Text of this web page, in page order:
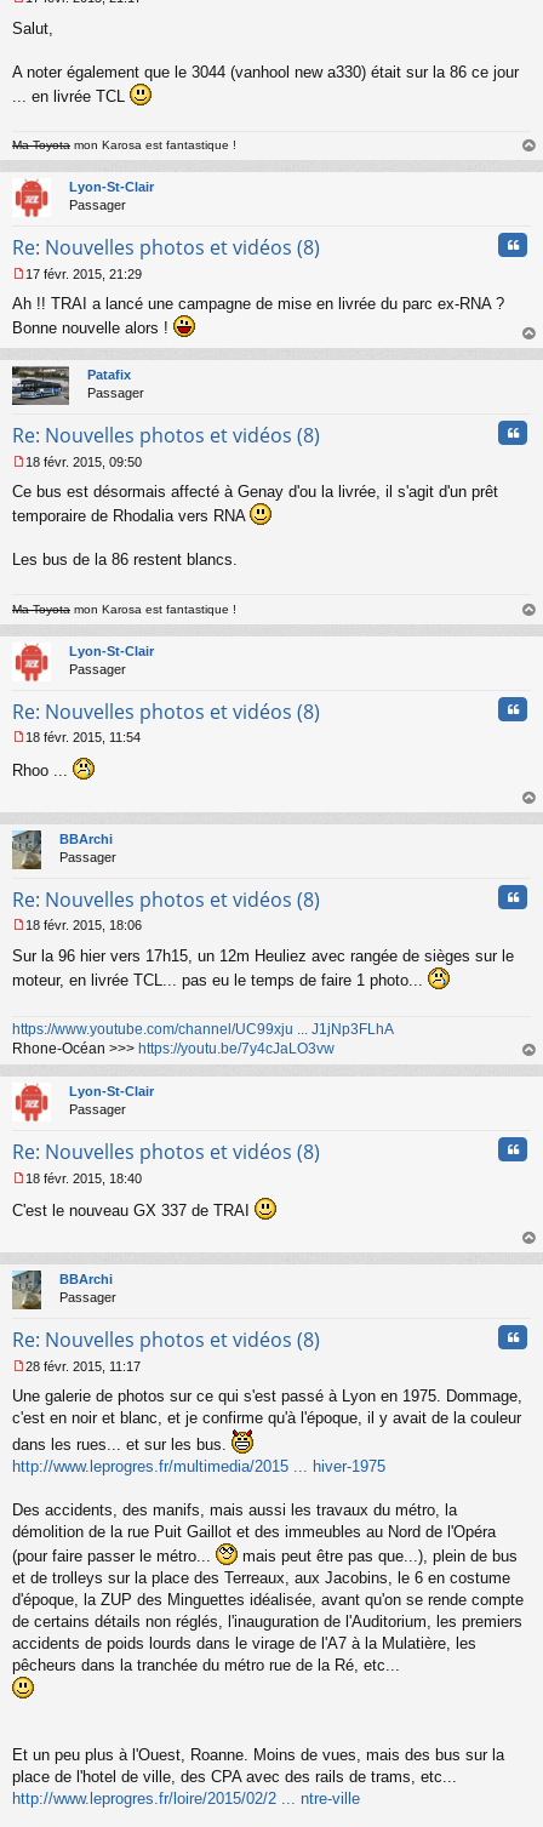
l
u
e
g
n
l
u
Salut,
A noter également que le 3044 (vanhool new a330) était sur la 86 ce jour
... en livrée TCL
Ma Toyota mon Karosa est fantastique !
au
Lyon-St-Clair
Passager
Re: Nouvelles photos et vidéos (8)
e
s
a
g
e
o
l
u
17 févr. 2015, 21:29
Ah !! TRAI a lancé une campagne de mise en livrée du parc ex-RNA ?
Bonne nouvelle alors !
au
Patafix
Passager
Re: Nouvelles photos et vidéos (8)
e
s
g
n
l
u
18 févr. 2015, 09:50
Ce bus est désormais affecté à Genay d'ou la livrée, il s'agit d'un prêt
temporaire de Rhodalia vers RNA
Les bus de la 86 restent blancs.
Ma Toyota mon Karosa est fantastique !
au
Lyon-St-Clair
Passager
Re: Nouvelles photos et vidéos (8)
e
a
g
e
o
l
u
18 févr. 2015, 11:54
Rhoo ...
au
BBArchi
Passager
Re: Nouvelles photos et vidéos (8)
e
s
g
e
n
o
n
l
18 févr. 2015, 18:06
Sur la 96 hier vers 17h15, un 12m Heuliez avec rangée de sièges sur le
moteur, en livrée TCL... pas eu le temps de faire 1 photo...
https://www.youtube.com/channel/UC99xju ... J1jNp3FLhA
Rhone-Océan >>> https://youtu.be/7y4cJaLO3vw
au
Lyon-St-Clair
Passager
Re: Nouvelles photos et vidéos (8)
e
a
g
e
o
l
u
18 févr. 2015, 18:40
C'est le nouveau GX 337 de TRAI
au
BBArchi
Passager
Re: Nouvelles photos et vidéos (8)
e
s
a
g
n
o
l
u
28 févr. 2015, 11:17
Une galerie de photos sur ce qui s'est passé à Lyon en 1975. Dommage,
c'est en noir et blanc, et je confirme qu'à l'époque, il y avait de la couleur
dans les rues... et sur les bus.
http://www.leprogres.fr/multimedia/2015 ... hiver-1975
Des accidents, des manifs, mais aussi les travaux du métro, la
démolition de la rue Puit Gaillot et des immeubles au Nord de l'Opéra
(pour faire passer le métro...
mais peut être pas que...), plein de bus
et de trolleys sur la place des Terreaux, aux Jacobins, le 6 en costume
d'époque, la ZUP des Minguettes idéalisée, avant qu'on se rende compte
de certains détails non réglés, l'inauguration de l'Auditorium, les premiers
accidents de poids lourds dans le virage de l'A7 à la Mulatière, les
pêcheurs dans la tranchée du métro rue de la Ré, etc...
Et un peu plus à l'Ouest, Roanne. Moins de vues, mais des bus sur la
place de l'hotel de ville, des CPA avec des rails de trams, etc...
http://www.leprogres.fr/loire/2015/02/2 ... ntre-ville